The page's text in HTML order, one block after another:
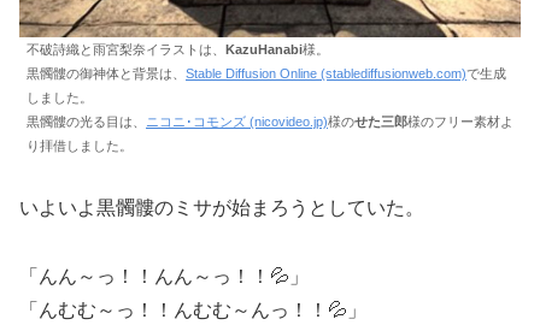
不破詩織と雨宮梨奈イラストは、 KazuHanabi様。
黒髑髏の御神体と背景は、 Stable Diffusion Online (stablediffusionweb.com)で生成
しました。
黒髑髏の光る目は、
ニコニ･コモンズ (nicovideo.jp)様のせた三郎様のフリー素材よ
り拝借しました。
いよいよ黒髑髏のミサが始まろうとしていた。
「んん～っ！！んん～っ！！💦」
「んむむ～っ！！んむむ～んっ！！💦」